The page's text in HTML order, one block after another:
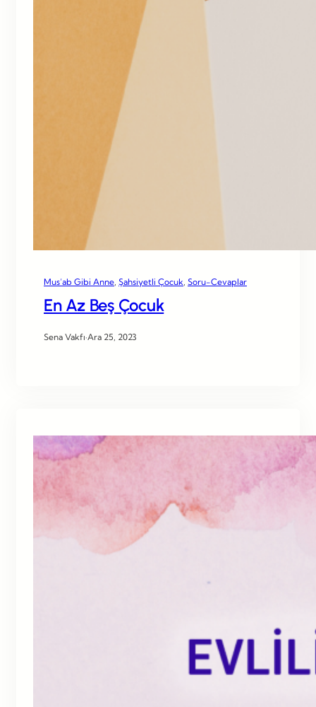
Mus’ab Gibi Anne Şahsiyetli Çocuk Soru-Cevaplar
En Az Beş Çocuk
Sena Vakfı·Ara 25, 2023